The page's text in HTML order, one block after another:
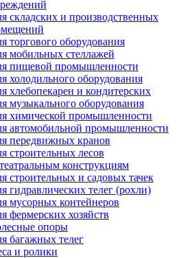
складских и производственных
торгового оборудования
мобильных стеллажей
пищевой промышленности
холодильного оборудования
хлебопекарен и кондитерских
музыкального оборудования
химической промышленности
автомобильной промышленности
передвижных кранов
строительных лесов
конструкциям
строительных и садовых тачек
гидравлических телег (рохли)
мусорных контейнеров
фермерских хозяйств
опоры
багажных телег
и ролики